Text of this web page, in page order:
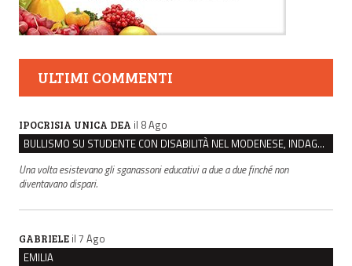
ULTIMI COMMENTI
IPOCRISIA UNICA DEA il 8 Ago
BULLISMO SU STUDENTE CON DISABILITÀ NEL MODENESE, INDAGATI DUE RAGAZZI DI 16 ANNI
Una volta esistevano gli sganassoni educativi a due a due finché non
diventavano dispari.
GABRIELE il 7 Ago
EMILIA